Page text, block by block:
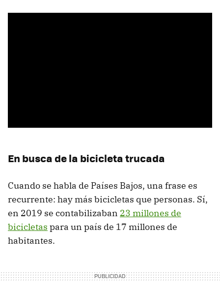
En busca de la bicicleta trucada
Cuando se habla de Países Bajos, una frase es
recurrente: hay más bicicletas que personas. Sí,
en 2019 se contabilizaban 23 millones de
bicicletas para un país de 17 millones de
habitantes.